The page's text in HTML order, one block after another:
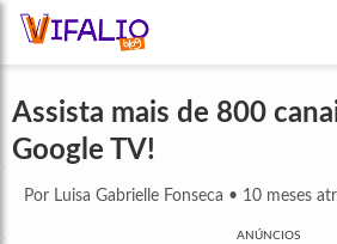
Assista mais de 800
Google TV!
Por Luisa Gabrielle Fonseca • 10 meses
ANÚNCIOS